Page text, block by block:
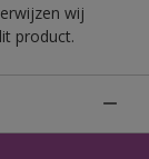
wij
product.